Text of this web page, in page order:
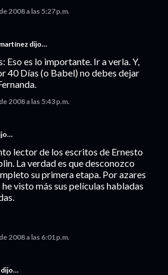
2008 a las 5:27 p.m.
dijo…
Eso es lo importante. Ir a verla. Y,
40 Días (o Babel) no debes dejar
2008 a las 5:43 p.m.
lector de los escritos de Ernesto
La verdad es que desconozco
su primera etapa. Por azares
visto más sus películas habladas
2008 a las 6:01 p.m.
dijo…